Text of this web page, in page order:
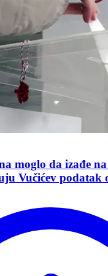
moglo da izađe
Vučićev podatak